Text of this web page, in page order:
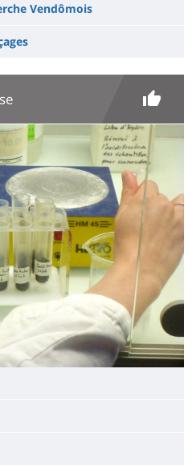
Vendômois